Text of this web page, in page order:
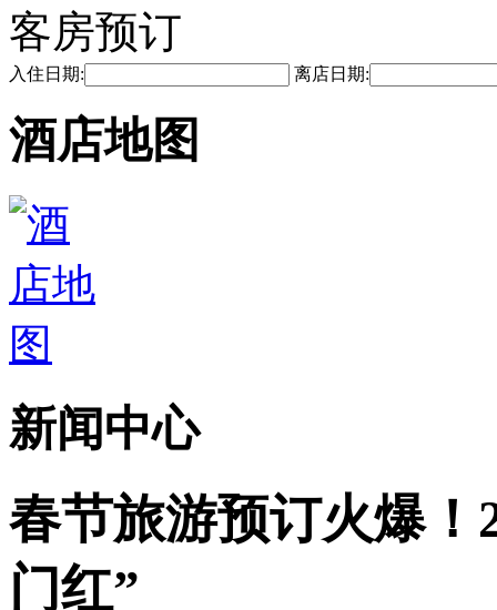
客房预订
入住日期: 离店日期:
酒店地图
新闻中心
春节旅游预订火爆！
门红”